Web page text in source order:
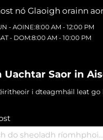
nó Glaoigh orainn
- AOINE:8:00 AM - 12:00 PM
- DOM:8:00 AM - 10:00 PM
Uachtar Saor in
i dteagmháil leat go